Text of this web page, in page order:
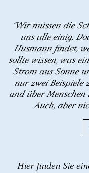
"Wir müssen die
uns alle einig.
Husmann findet,
sollte wissen, was
Strom aus Sonne
nur zwei Beispiele
und über Menschen
Auch, aber
Hier finden Sie